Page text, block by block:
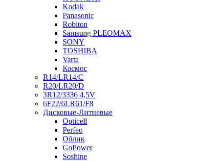
Kodak
Panasonic
Robiton
Samsung PLEOMAX
SONY
TOSHIBA
Varta
Космос
R14/LR14/C
R20/LR20/D
3R12/3336 4,5V
6F22/6LR61/F8
Дисковые-Литиевые
Opticell
Perfeo
Облик
GoPower
Soshine